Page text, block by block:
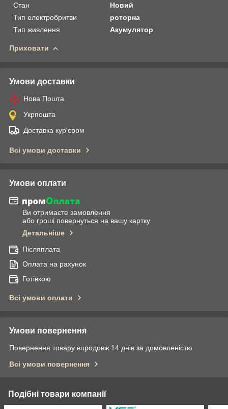
Стан
Новий
Тип електробритви
роторна
Тип живлення
Акумулятор
Приховати
Умови доставки
Нова Пошта
Укрпошта
Доставка кур'єром
Всі умови доставки
Умови оплати
Ви отримаєте замовлення
або гроші повернуться на вашу картку
Детальніше
Післяплата
Оплата на рахунок
Готівкою
Всі умови оплати
Умови повернення
Повернення товару впродовж 14 днів за домовленістю
Всі умови повернення
Подібні товари компанії